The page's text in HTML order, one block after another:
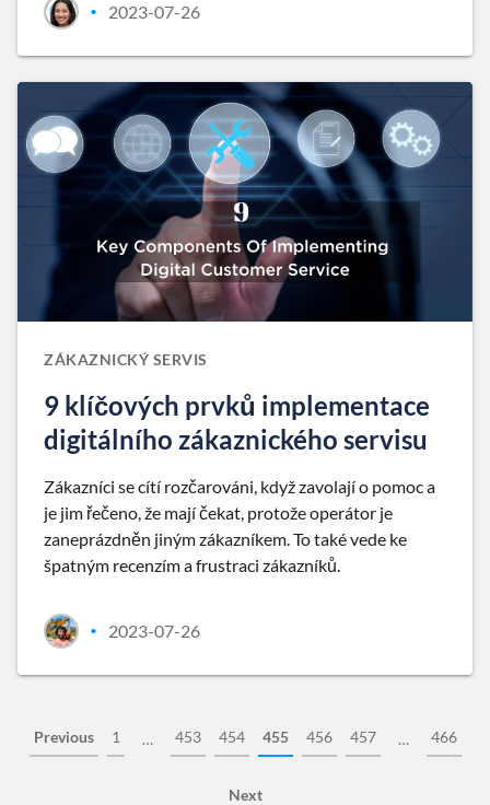
• 2023-07-26
ZÁKAZNICKÝ SERVIS
9 klíčových prvků implementace
digitálního zákaznického servisu
Zákazníci se cítí rozčarováni, když zavolají o pomoc a
je jim řečeno, že mají čekat, protože operátor je
zaneprázdněn jiným zákazníkem. To také vede ke
špatným recenzím a frustraci zákazníků.
• 2023-07-26
Previous 1 … 453 454 455 456 457 … 466
Next